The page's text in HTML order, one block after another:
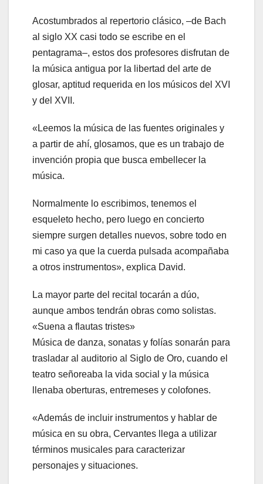
Acostumbrados al repertorio clásico, –de Bach
al siglo XX casi todo se escribe en el
pentagrama–, estos dos profesores disfrutan de
la música antigua por la libertad del arte de
glosar, aptitud requerida en los músicos del XVI
y del XVII.
«Leemos la música de las fuentes originales y
a partir de ahí, glosamos, que es un trabajo de
invención propia que busca embellecer la
música.
Normalmente lo escribimos, tenemos el
esqueleto hecho, pero luego en concierto
siempre surgen detalles nuevos, sobre todo en
mi caso ya que la cuerda pulsada acompañaba
a otros instrumentos», explica David.
La mayor parte del recital tocarán a dúo,
aunque ambos tendrán obras como solistas.
«Suena a flautas tristes»
Música de danza, sonatas y folías sonarán para
trasladar al auditorio al Siglo de Oro, cuando el
teatro señoreaba la vida social y la música
llenaba oberturas, entremeses y colofones.
«Además de incluir instrumentos y hablar de
música en su obra, Cervantes llega a utilizar
términos musicales para caracterizar
personajes y situaciones.